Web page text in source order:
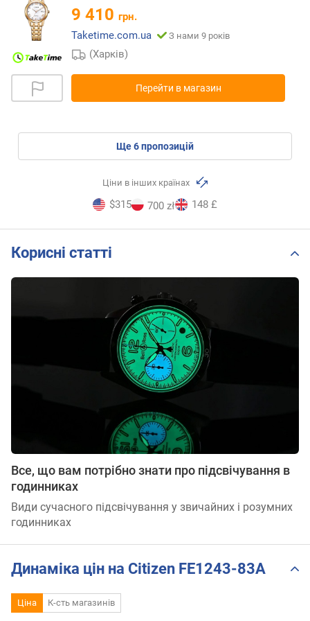
9 410 грн.
Taketime.com.ua
З нами 9 років
(Харків)
Перейти в магазин
ще6пропозицій
Ціни в інших країнах
$315 700 zł 148 £
Корисні статті
Все, що вам потрібно знати про підсвічування в
годинниках
Види сучасного підсвічування у звичайних і розумних
годинниках
Динаміка цін на Citizen FE1243-83A
Ціна К-сть магазинів